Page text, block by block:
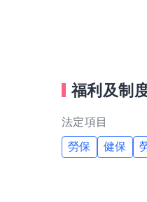
*對象：服務對
健知識的夥伴。
福利及制
法定項目
勞保 健保